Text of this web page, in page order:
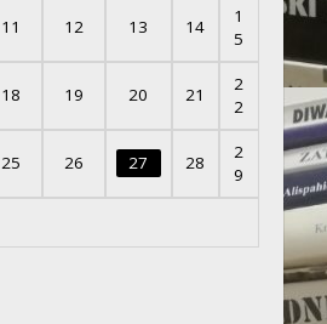
11 12 13 14
1
5
18 19 20 21
2
2
25 26 27 28
2
9